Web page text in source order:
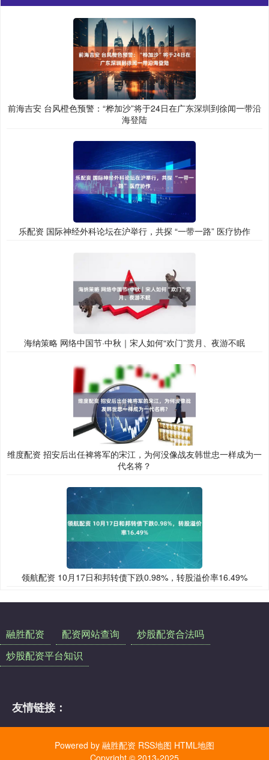
前海吉安 台风橙色预警：“桦加沙”将于24日在广东深圳到徐闻一带沿
海登陆
乐配资 国际神经外科论坛在沪举行，共探 “一带一路” 医疗协作
海纳策略 网络中国节·中秋｜宋人如何“欢门”赏月、夜游不眠
维度配资 招安后出任裨将军的宋江，为何没像战友韩世忠一样成为一
代名将？
领航配资 10月17日和邦转债下跌0.98%，转股溢价率16.49%
融胜配资 配资网站查询
炒股配资合法吗
炒股配资平台知识
友情链接：
Powered by 融胜配资 RSS地图 HTML地图